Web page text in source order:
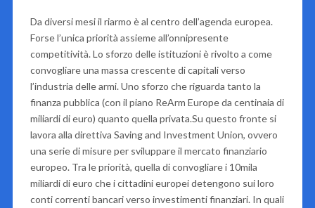
Da diversi mesi il riarmo è al centro dell’agenda europea.
Forse l’unica priorità assieme all’onnipresente
competitività. Lo sforzo delle istituzioni è rivolto a come
convogliare una massa crescente di capitali verso
l’industria delle armi. Uno sforzo che riguarda tanto la
finanza pubblica (con il piano ReArm Europe da centinaia di
miliardi di euro) quanto quella privata.Su questo fronte si
lavora alla direttiva Saving and Investment Union, ovvero
una serie di misure per sviluppare il mercato finanziario
europeo. Tra le priorità, quella di convogliare i 10mila
miliardi di euro che i cittadini europei detengono sui loro
conti correnti bancari verso investimenti finanziari. In quali